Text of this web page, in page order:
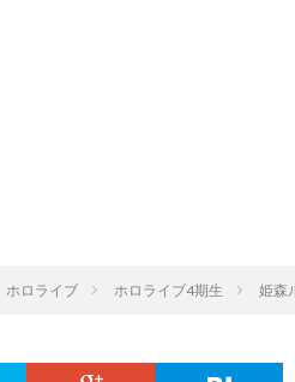
ホロライブ ホロライブ4期生 姫森